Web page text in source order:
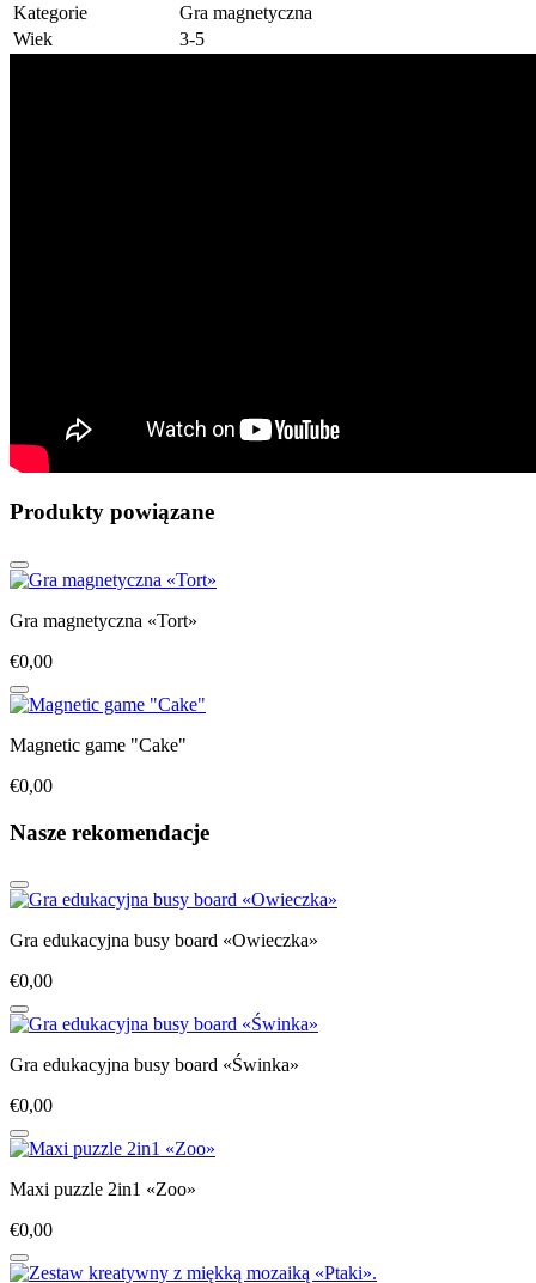
Kategorie
Gra magnetyczna
Wiek
3-5
Produkty powiązane
Gra magnetyczna «Tort»
€0,00
Magnetic game "Cake"
€0,00
Nasze rekomendacje
Gra edukacyjna busy board «Owieczka»
€0,00
Gra edukacyjna busy board «Świnka»
€0,00
Maxi puzzle 2in1 «Zoo»
€0,00